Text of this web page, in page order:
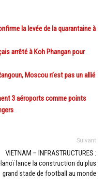
la levée de la quarantaine à
arrêté à Koh Phangan pour
Moscou n’est pas un allié
3 aéroports comme points
Suivant
VIETNAM – INFRASTRUCTURES :
lance la construction du plus
grand stade de football au monde